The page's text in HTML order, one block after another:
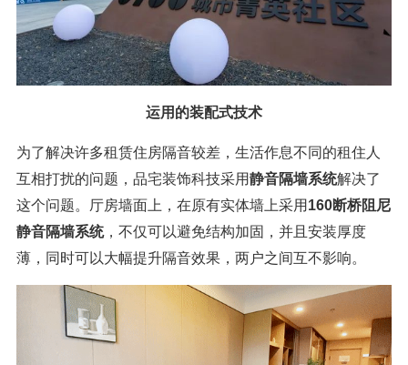
运用的装配式技术
为了解决许多租赁住房隔音较差，生活作息不同的租住人
互相打扰的问题，品宅装饰科技采用静音隔墙系统解决了
这个问题。厅房墙面上，在原有实体墙上采用 160断桥阻尼
静音隔墙系统，不仅可以避免结构加固，并且安装厚度
薄，同时可以大幅提升隔音效果，两户之间互不影响。